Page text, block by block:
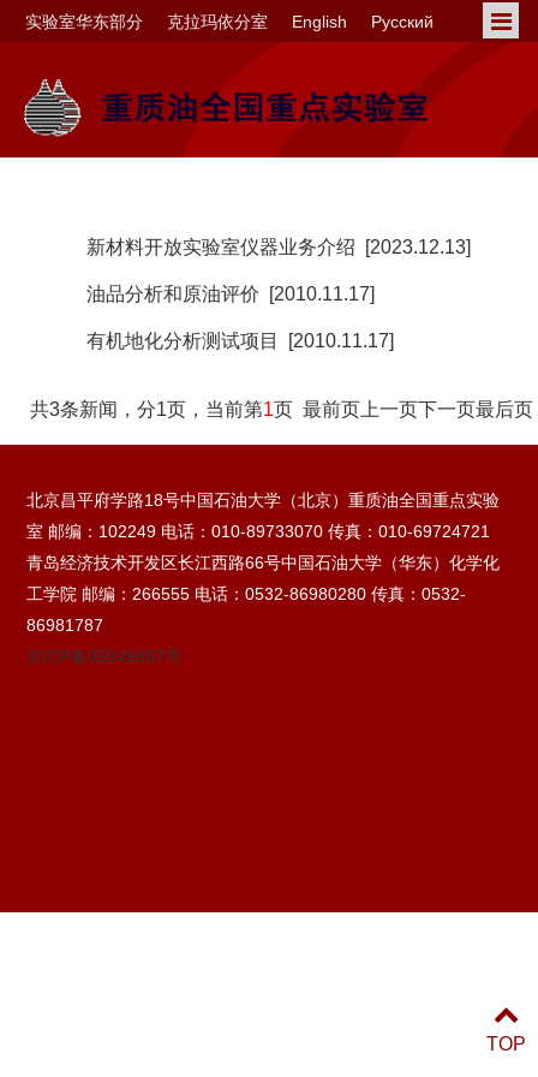
实验室华东部分 克拉玛依分室 English Русский
新材料开放实验室仪器业务介绍 [2023.12.13]
油品分析和原油评价 [2010.11.17]
有机地化分析测试项目 [2010.11.17]
共3条新闻，分1页，当前第1页 最前页上一页下一页最后页
北京昌平府学路18号中国石油大学（北京）重质油全国重点实验
室 邮编：102249 电话：010-89733070 传真：010-69724721
青岛经济技术开发区长江西路66号中国石油大学（华东）化学化
工学院 邮编：266555 电话：0532-86980280 传真：0532-
86981787
京ICP备05049887号
TOP